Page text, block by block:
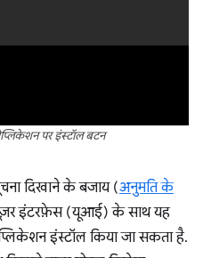
पर इंस्टॉल बटन
दिखाने के बजाय (अनुमति के
इंटरफ़ेस (यूआई) के साथ यह
इंस्टॉल किया जा सकता है.